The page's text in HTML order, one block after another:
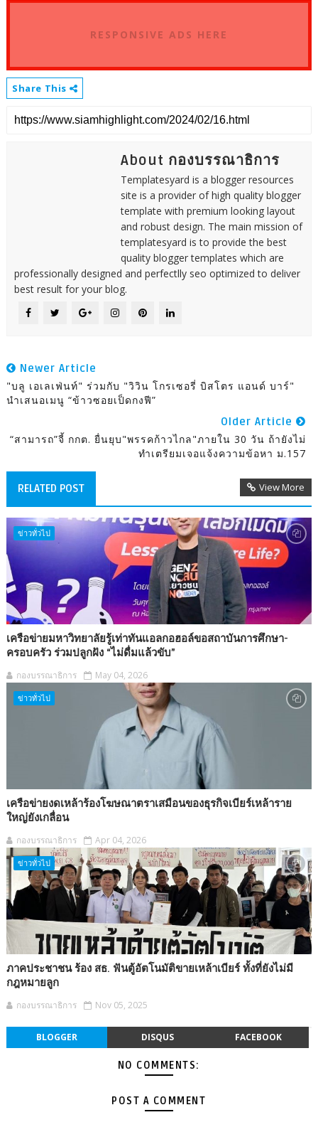
RESPONSIVE ADS HERE
Share This
About กองบรรณาธิการ
Templatesyard is a blogger resources
site is a provider of high quality blogger
template with premium looking layout
and robust design. The main mission of
templatesyard is to provide the best
quality blogger templates which are
professionally designed and perfectlly seo optimized to deliver
best result for your blog.
Newer Article
"บลู เอเลเฟ่นท์" ร่วมกับ "วิวิน โกรเซอรี่ บิสโตร แอนด์ บาร์"
นำเสนอเมนู “ข้าวซอยเป็ดกงฟี”
Older Article
“สามารถ”จี้ กกต. ยื่นยุบ"พรรคก้าวไกล"ภายใน 30 วัน ถ้ายังไม่
ทำเตรียมเจอแจ้งความข้อหา ม.157
RELATED POST View More
ข่าวทั่วไป
เครือข่ายมหาวิทยาลัยรู้เท่าทันแอลกอฮอล์ขอสถาบันการศึกษา-
ครอบครัว ร่วมปลูกฝัง “ไม่ดื่มแล้วขับ”
กองบรรณาธิการ May 04, 2026
ข่าวทั่วไป
เครือข่ายงดเหล้าร้องโฆษณาตราเสมือนของธุรกิจเบียร์เหล้าราย
ใหญ่ยังเกลื่อน
กองบรรณาธิการ Apr 04, 2026
ข่าวทั่วไป
ภาคประชาชน ร้อง สธ. ฟันตู้อัตโนมัติขายเหล้าเบียร์ ทั้งที่ยังไม่มี
กฎหมายลูก
กองบรรณาธิการ Nov 05, 2025
BLOGGER DISQUS FACEBOOK
NO COMMENTS:
POST A COMMENT